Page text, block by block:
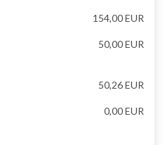
154,00 EUR
50,00 EUR
50,26 EUR
0,00 EUR